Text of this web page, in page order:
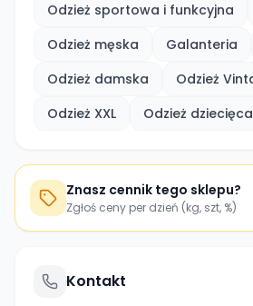
Odzież sportowa i funkcyjna
Odzież męska
Galanteria
Odzież damska
Odzież
Odzież XXL
Odzież dziecięca
Znasz cennik tego sklepu?
Zgłoś ceny per dzień (kg, szt, %)
Kontakt